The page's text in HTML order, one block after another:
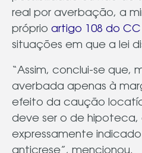
real por averbação, a
próprio artigo 108 do CC
situações em que a lei
“Assim, conclui-se que,
averbada apenas à
efeito da caução
deve ser o de hipoteca,
expressamente